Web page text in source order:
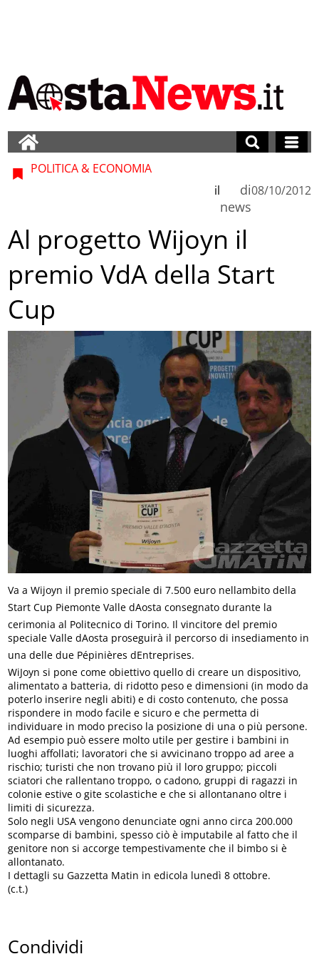
POLITICA & ECONOMIA
di
news
il 08/10/2012
Al progetto Wijoyn il
premio VdA della Start
Cup
Va a Wijoyn il premio speciale di 7.500 euro nellambito della
Start Cup Piemonte Valle dAosta consegnato durante la
cerimonia al Politecnico di Torino. Il vincitore del premio
speciale Valle dAosta proseguirà il percorso di insediamento in
una delle due Pépinières dEntreprises.
WiJoyn si pone come obiettivo quello di creare un dispositivo,
alimentato a batteria, di ridotto peso e dimensioni (in modo da
poterlo inserire negli abiti) e di costo contenuto, che possa
rispondere in modo facile e sicuro e che permetta di
individuare in modo preciso la posizione di una o più persone.
Ad esempio può essere molto utile per gestire i bambini in
luoghi affollati; lavoratori che si avvicinano troppo ad aree a
rischio; turisti che non trovano più il loro gruppo; piccoli
sciatori che rallentano troppo, o cadono, gruppi di ragazzi in
colonie estive o gite scolastiche e che si allontanano oltre i
limiti di sicurezza.
Solo negli USA vengono denunciate ogni anno circa 200.000
scomparse di bambini, spesso ciò è imputabile al fatto che il
genitore non si accorge tempestivamente che il bimbo si è
allontanato.
I dettagli su Gazzetta Matin in edicola lunedì 8 ottobre.
(c.t.)
Condividi